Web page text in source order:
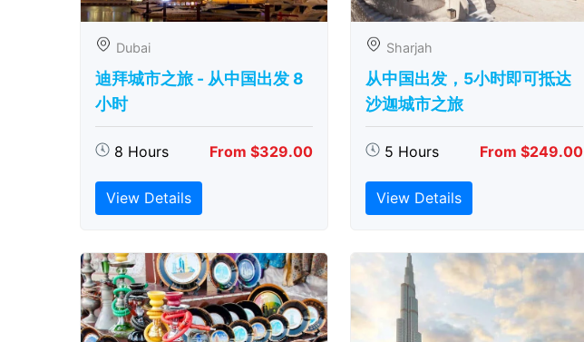
Dubai
迪拜城市之旅 - 从中​​国出发 8
小时
8 Hours From $329.00
View Details
Sharjah
从中国出发，5小时即可抵达
沙迦城市之旅
5 Hours From $249.00
View Details